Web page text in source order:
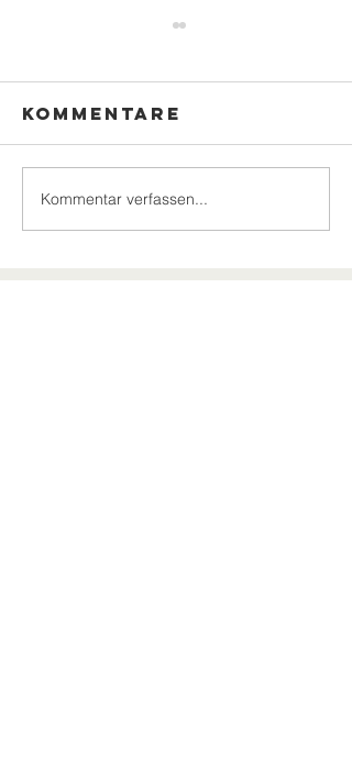
Moselwein,
Grillbuffet
Kommentare
Kommentar verfassen...